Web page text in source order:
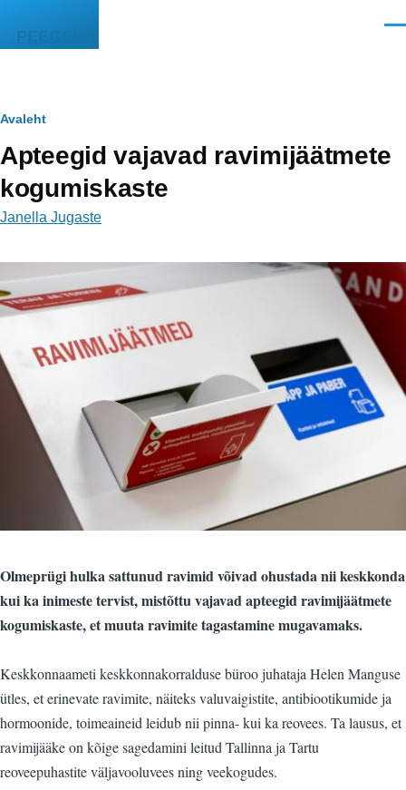
PEEGEL
Leivapuru
Avaleht
Apteegid vajavad ravimijäätmete
kogumiskaste
Janella Jugaste
Olmeprügi hulka sattunud ravimid võivad ohustada nii keskkonda
kui ka inimeste tervist, mistõttu vajavad apteegid ravimijäätmete
kogumiskaste, et muuta ravimite tagastamine mugavamaks.
Keskkonnaameti keskkonnakorralduse büroo juhataja Helen Manguse
ütles, et erinevate ravimite, näiteks valuvaigistite, antibiootikumide ja
hormoonide, toimeaineid leidub nii pinna- kui ka reovees. Ta lausus, et
ravimijääke on kõige sagedamini leitud Tallinna ja Tartu
reoveepuhastite väljavooluvees ning veekogudes.